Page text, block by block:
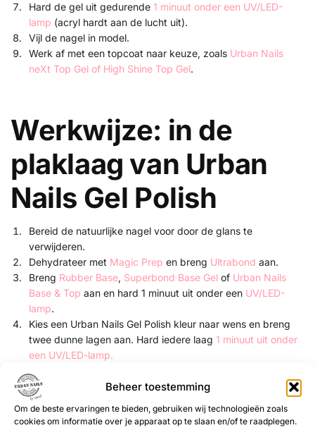
Beheer toestemming
Om de beste ervaringen te bieden, gebruiken wij technologieën zoals
cookies om informatie over je apparaat op te slaan en/of te raadplegen.
Hard de gel uit gedurende 1 minuut onder een UV/LED-
lamp (acryl hardt aan de lucht uit).
Vijl de nagel in model.
Werk af met een topcoat naar keuze, zoals Urban Nails
neXt Top Gel of High Shine Top Gel.
Werkwijze: in de
plaklaag van Urban
Nails Gel Polish
Bereid de natuurlijke nagel voor door de glans te
verwijderen.
Dehydrateer met Magic Prep en breng Ultrabond aan.
Breng Rubber Base, Superbond Base Gel of Urban Nails
Base & Top aan en hard 1 minuut uit onder een UV/LED-
lamp.
Kies een Urban Nails Gel Polish kleur naar wens en breng
twee dunne lagen aan. Hard iedere laag 1 minuut uit onder
een UV/LED-lamp.
hoeveelheid glitter op en poets deze voorzichtig in de
plaklaag van de gelpolish.
Fixeer de glitter 1 minuut onder een UV/LED-lamp.